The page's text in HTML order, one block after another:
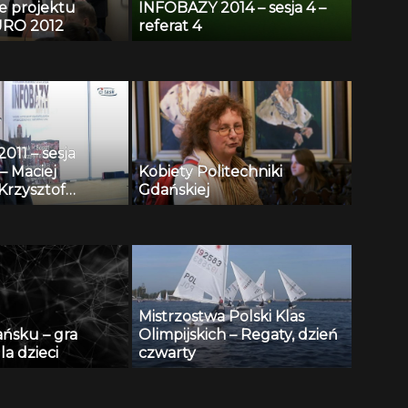
projektu
2012
INFOBAZY 2014 – sesja 4 –
referat 4
– sesja
Maciej
Andrzej
Repozytorium
i
publicznej
Kobiety Politechniki
Gdańskiej
– gra
dzieci
Mistrzostwa Polski Klas
Olimpijskich – Regaty, dzień
czwarty